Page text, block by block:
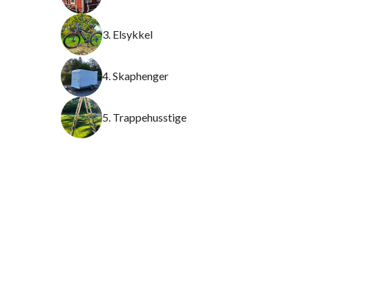
3. Elsykkel
4. Skaphenger
5. Trappehusstige